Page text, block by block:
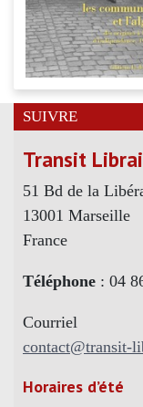
SUIVRE
Transit
51 Bd de la
13001 Marseille
France
Téléphone : 04
Courriel
contact@transit-
Horaires d’été